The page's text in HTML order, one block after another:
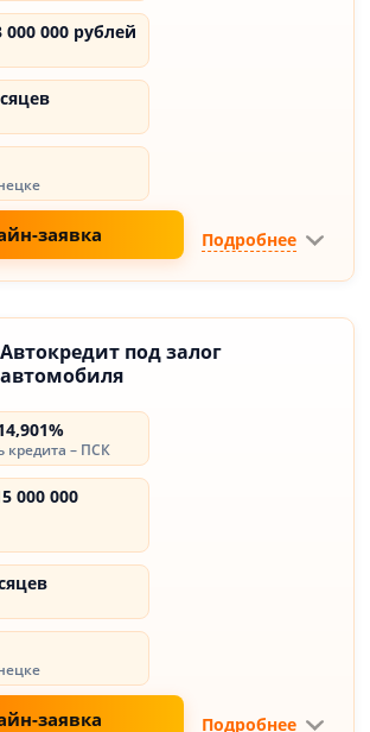
000 000 рублей
заявка Подробнее
Автокредит под залог
автомобиля
кредита – ПСК
000 000
заявка Подробнее